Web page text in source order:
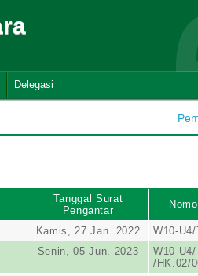
Delegasi
Tanggal Surat
Pengantar
Kamis, 27 Jan. 2022 W10-
Senin, 05 Jun. 2023
W10-
/HK.02/